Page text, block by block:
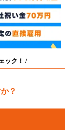
ック！ /
？